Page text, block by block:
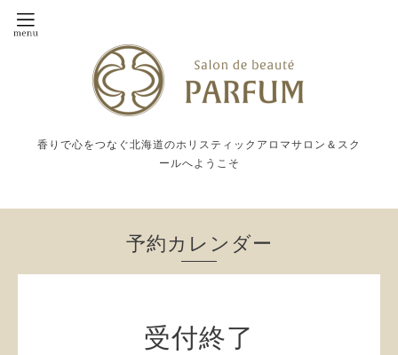
香りで心をつなぐ北海道のホリスティックアロマサロン＆スク
ールへようこそ
予約カレンダー
受付終了